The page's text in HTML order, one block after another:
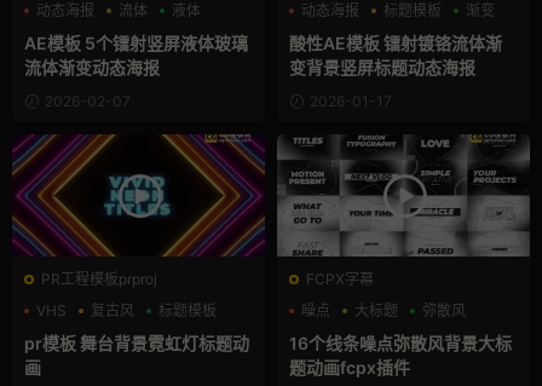
动态海报
流体 液体
AE模板 5个镭射竖屏液体玻璃
流体渐变动态海报
2026-02-07
动态海报
标题模板 渐变
酸性AE模板 镭射镀铬流体渐
变背景竖屏标题动态海报
2026-01-17
PR工程模板prproj
VHS
复古风 标题模板
pr模板 舞台背景霓虹灯标题动
画
FCPX字幕
噪点
大标题 弥散风
16个线条噪点弥散风背景大标
题动画fcpx插件